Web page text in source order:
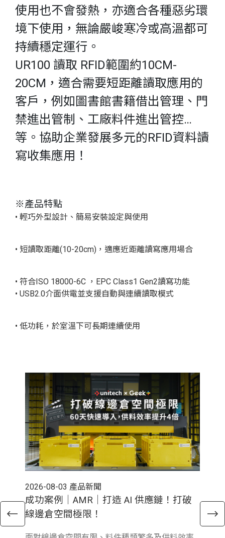
使用也不會發熱，亦適合各種惡劣環
境下使用，無論嚴峻寒冷或高溫都可
持續穩定運行。
UR100 讀取 RFID範圍約10CM-
20CM，適合需要短距離讀取應用的
客戶，例如圖書館書籍借出管理、門
禁進出管制、工廠料件進出管控…
等。協助企業發展多元的RFID資料讀
寫收集應用！
※產品特點
• 輕巧外型設計、簡易安裝設定與使用
• 短讀取距離(10-20cm)，適應近距離讀寫應用場合
• 符合ISO 18000-6C ，EPC Class1 Gen2讀寫功能
• USB2.0介面供電並支援自動與連續讀取模式
• 低功耗，於室溫下可長期連續使用
2026-08-03 產品新聞
成功案例｜AMR｜打造 AI 供應鏈！打破
線邊倉空間極限！
電
倉